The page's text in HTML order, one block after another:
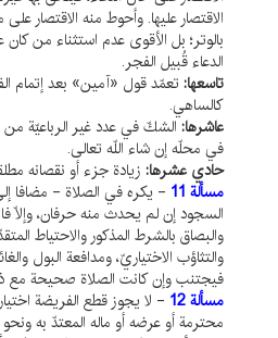
الاقتصار عليها. وأحوط منه الاقتصار
بالوتر؛ بل الأقوى عدم استثناء من
الدعاء قُبيل الفجر.
تاسعها: تعمّد قول «آمين» بعد إتمام
كالساهي.
عاشرها:الشكّ في عدد غير الرباعيّة من
في محلّه إن شاء اللّه تعالى.
حادي عشرها: زيادة جزء أو نقصانه
مسألة 11
- يكره في الصلاة - مضافا
السجود إن لم يحدث منه حرفان، وإلّا
والبصاق بالشرط المذكور والاحتياط
والتثاؤب الاختياريّ، ومدافعة البول
فيجتنب وإن كانت الصلاة صحيحة مع
مسألة 12
- لا يجوز قطع الفريضة
محترمة أو عرضه أو ماله المعتدّ به